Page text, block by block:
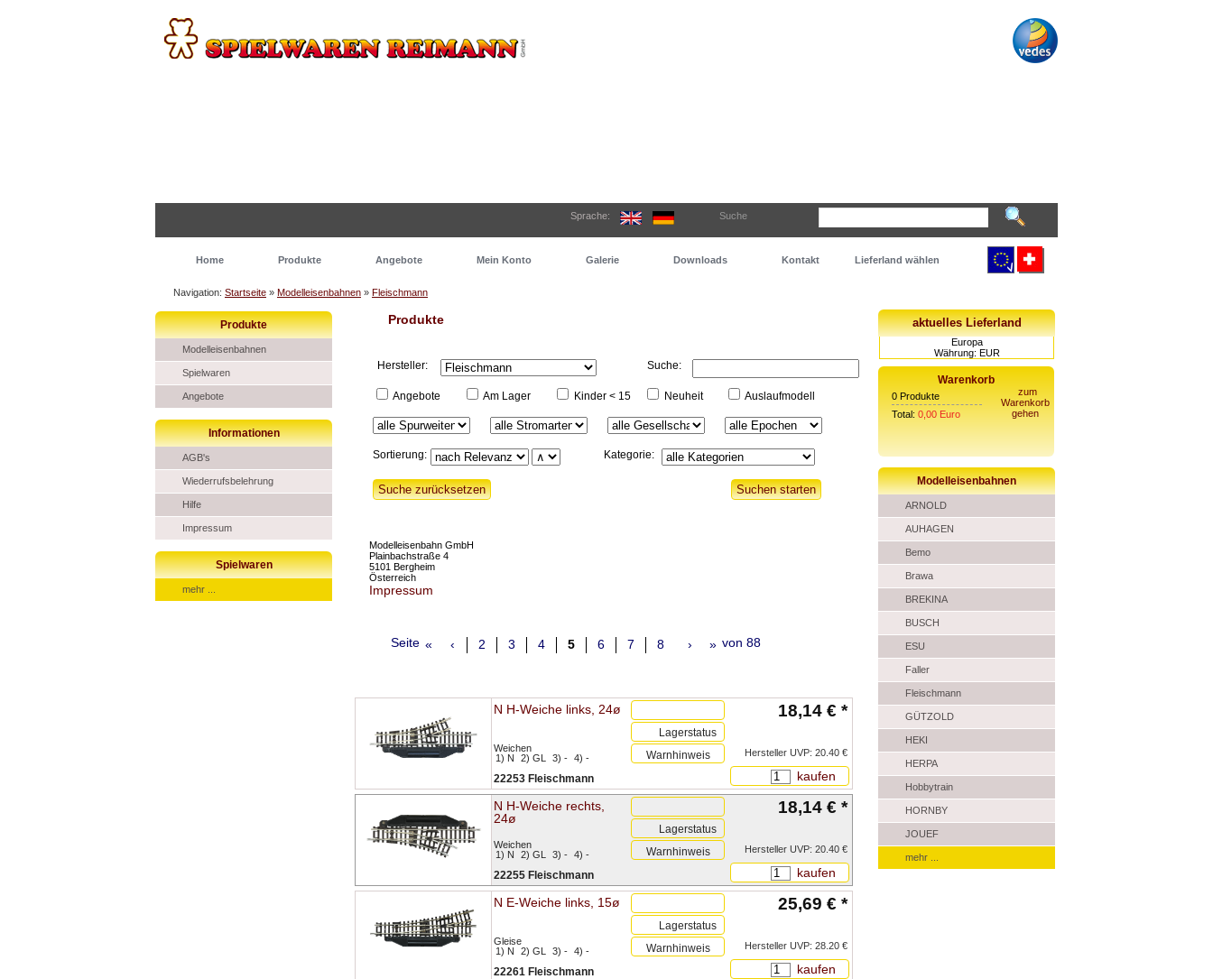
Suche
Sprache:
Home Produkte Angebote Mein Konto Galerie Downloads Kontakt Lieferland wählen
Navigation: Startseite » Modelleisenbahnen » Fleischmann
Produkte
Modelleisenbahnen
Spielwaren
Angebote
Informationen
AGB's
Wiederrufsbelehrung
Hilfe
Impressum
Spielwaren
mehr ...
Produkte
Hersteller: Suche:
Angebote Am Lager Kinder < 15 Neuheit Auslaufmodell
Sortierung: Kategorie:
Modelleisenbahn GmbH
Plainbachstraße 4
5101 Bergheim
Österreich
Impressum
Seite « ‹ 2 3 4 5 6 7 8 › » von 88
N H-Weiche links, 24ø
Weichen
1) N
2) GL 3) - 4) -
Lagerstatus
Warnhinweis
18,14 € *
Hersteller UVP: 20.40 €
kaufen
22253 Fleischmann
N H-Weiche rechts,
24ø
Weichen
1) N
2) GL 3) - 4) -
Lagerstatus
Warnhinweis
18,14 € *
Hersteller UVP: 20.40 €
kaufen
22255 Fleischmann
N E-Weiche links, 15ø
Gleise
1) N
2) GL 3) - 4) -
Lagerstatus
Warnhinweis
25,69 € *
Hersteller UVP: 28.20 €
kaufen
22261 Fleischmann
aktuelles Lieferland
Europa
Währung: EUR
Warenkorb
0 Produkte
Total: 0,00 Euro
zum
Warenkorb
gehen
Modelleisenbahnen
ARNOLD
AUHAGEN
Bemo
Brawa
BREKINA
BUSCH
ESU
Faller
Fleischmann
GÜTZOLD
HEKI
HERPA
Hobbytrain
HORNBY
JOUEF
mehr ...